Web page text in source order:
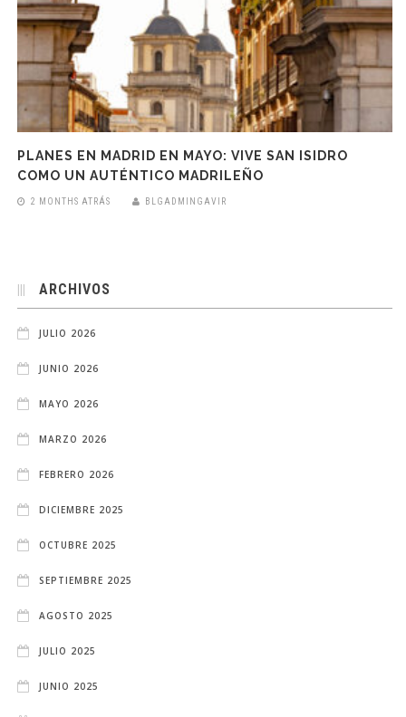
PLANES EN MADRID EN MAYO: VIVE SAN ISIDRO
COMO UN AUTÉNTICO MADRILEÑO
2 MONTHS ATRÁS BLGADMINGAVIR
ARCHIVOS
JULIO 2026
JUNIO 2026
MAYO 2026
MARZO 2026
FEBRERO 2026
DICIEMBRE 2025
OCTUBRE 2025
SEPTIEMBRE 2025
AGOSTO 2025
JULIO 2025
JUNIO 2025